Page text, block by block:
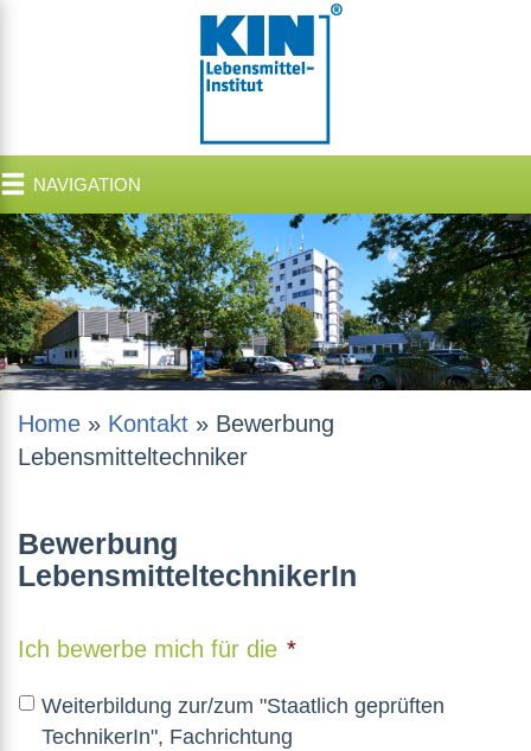
NAVIGATION
Home » Kontakt » Bewerbung
Lebensmitteltechniker
Bewerbung
LebensmitteltechnikerIn
Ich bewerbe mich für die *
Weiterbildung zur/zum "Staatlich geprüften
TechnikerIn", Fachrichtung